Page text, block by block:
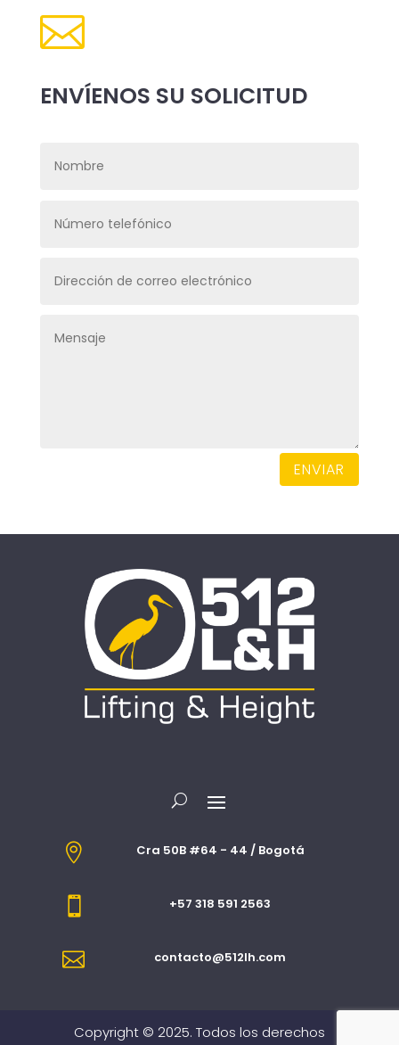

ENVÍENOS SU SOLICITUD
ENVIAR
 Cra 50B #64 - 44 / Bogotá
 +57 318 591 2563
 contacto@512lh.com
Copyright © 2025. Todos los derechos